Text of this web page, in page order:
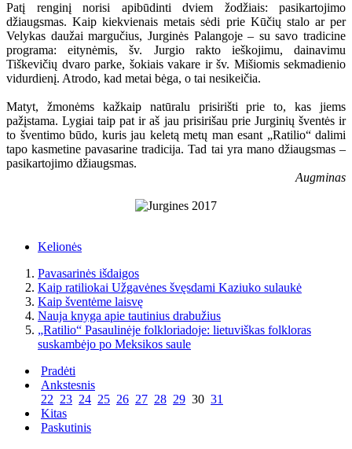
Patį renginį norisi apibūdinti dviem žodžiais: pasikartojimo
džiaugsmas. Kaip kiekvienais metais sėdi prie Kūčių stalo ar per
Velykas daužai margučius, Jurginės Palangoje – su savo tradicine
programa: eitynėmis, šv. Jurgio rakto ieškojimu, dainavimu
Tiškevičių dvaro parke, šokiais vakare ir šv. Mišiomis sekmadienio
vidurdienį. Atrodo, kad metai bėga, o tai nesikeičia.
Matyt, žmonėms kažkaip natūralu prisirišti prie to, kas jiems
pažįstama. Lygiai taip pat ir aš jau prisirišau prie Jurginių šventės ir
to šventimo būdo, kuris jau keletą metų man esant „Ratilio“ dalimi
tapo kasmetine pavasarine tradicija. Tad tai yra mano džiaugsmas –
pasikartojimo džiaugsmas.
Augminas
Kelionės
Pavasarinės išdaigos
Kaip ratiliokai Užgavėnes švęsdami Kaziuko sulaukė
Kaip šventėme laisvę
Nauja knyga apie tautinius drabužius
„Ratilio“ Pasaulinėje folkloriadoje: lietuviškas folkloras
suskambėjo po Meksikos saule
Pradėti
Ankstesnis
22 23 24 25 26 27 28 29 30 31
Kitas
Paskutinis